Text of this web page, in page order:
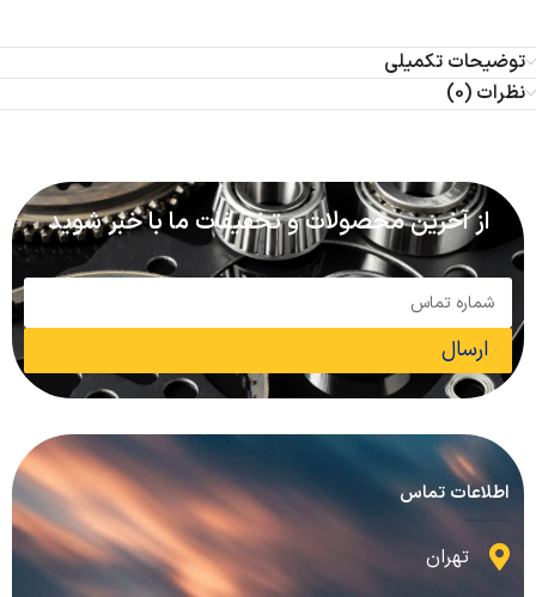
توضیحات تکمیلی
نظرات (0)
از آخرین محصولات و تخفیفات ما با خبر شوید
ارسال
اطلاعات تماس
تهران